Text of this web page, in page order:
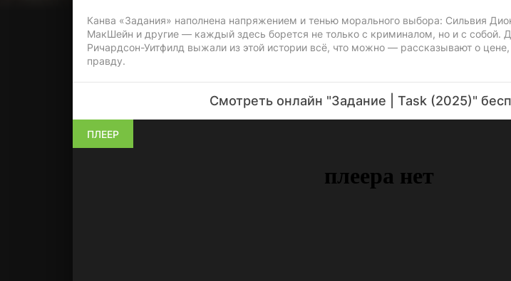
Канва «Задания» наполнена напряжением и тенью морального выбора: Сильвия
МакШейн и другие — каждый здесь борется не только с криминалом, но и с собой.
Ричардсон-Уитфилд выжали из этой истории всё, что можно — рассказывают о цене,
правду.
Смотреть онлайн "Задание | Task (2025)"
ПЛЕЕР